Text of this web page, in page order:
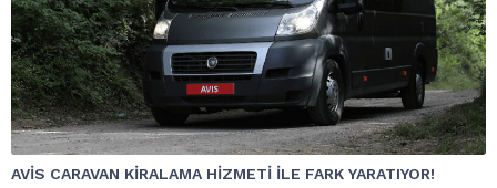
AVİS CARAVAN KİRALAMA HİZMETİ İLE FARK YARATIYOR!